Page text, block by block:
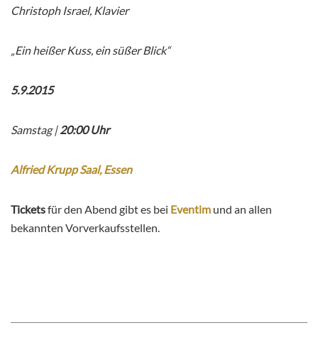
Christoph Israel, Klavier
„Ein heißer Kuss, ein süßer Blick“
5.9.2015
Samstag |20:00 Uhr
Alfried Krupp Saal, Essen
Ticketsfür den Abend gibt es bei Eventim und an allen
bekannten Vorverkaufsstellen.